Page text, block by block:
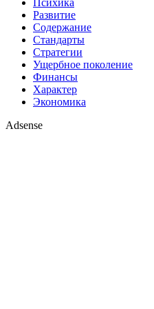
Развитие
Содержание
Стандарты
Стратегии
Ущербное поколение
Финансы
Характер
Экономика
Adsense